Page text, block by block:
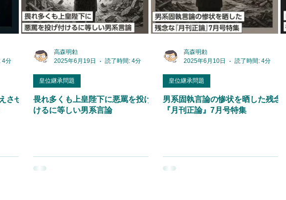
させる
4分
畏れ多くも上皇陛下に悪罵を投げ付
けるに等しい男系言論
皇位継承問題
高森明勅
2025年6月19日
読了時間: 4分
男系固執言論の惨状を晒した残念な
『月刊正論』7月号特集
皇位継承問題
高森明勅
2025年6月10日
読了時間: 4分